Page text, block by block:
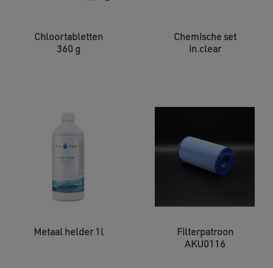
Chloortabletten
360 g
Chemische set
in.clear
Metaal helder 1l
Filterpatroon
AKU0116